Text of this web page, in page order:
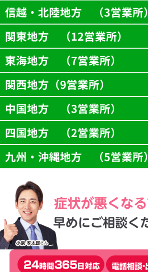
信越・北陸地方 （3営業所）
関東地方 （12営業所）
東海地方 （7営業所）
関西地方（9営業所）
中国地方 （3営業所）
四国地方 （2営業所）
九州・沖縄地方 （5営業所）